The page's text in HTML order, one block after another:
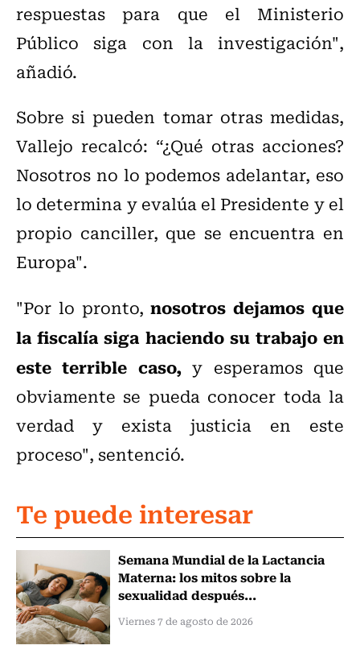
respuestas para que el Ministerio
Público siga con la investigación",
añadió.
Sobre si pueden tomar otras medidas,
Vallejo recalcó: “¿Qué otras acciones?
Nosotros no lo podemos adelantar, eso
lo determina y evalúa el Presidente y el
propio canciller, que se encuentra en
Europa".
"Por lo pronto,nosotros dejamos que
la fiscalía siga haciendo su trabajo en
este terrible caso,y esperamos que
obviamente se pueda conocer toda la
verdad y exista justicia en este
proceso", sentenció.
Te puede interesar
Semana Mundial de la Lactancia
Materna: los mitos sobre la
sexualidad después...
Viernes 7 de agosto de 2026